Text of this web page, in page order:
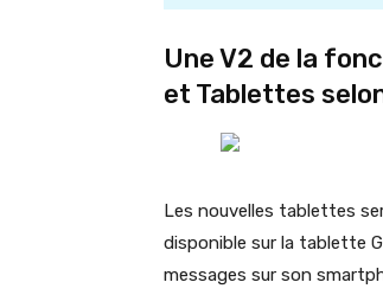
Une V2 de la
et Tablettes
Les nouvelles tablettes
disponible sur la tablette
messages sur son